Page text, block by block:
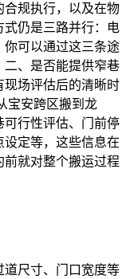
合规执行，以及在物
式仍是三路并行：电
你可以通过这三条途
二、是否能提供窄巷
现场评估后的清晰时
宝安跨区搬到龙
可行性评估、门前停
定等，这些信息在
就对整个搬运过程
道尺寸、门口宽度等